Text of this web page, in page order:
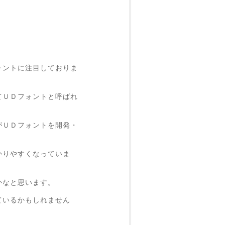
トに注目しておりま
Ｄフォントと呼ばれ
Ｄフォントを開発・
やすくなっていま
と思います。
るかもしれません